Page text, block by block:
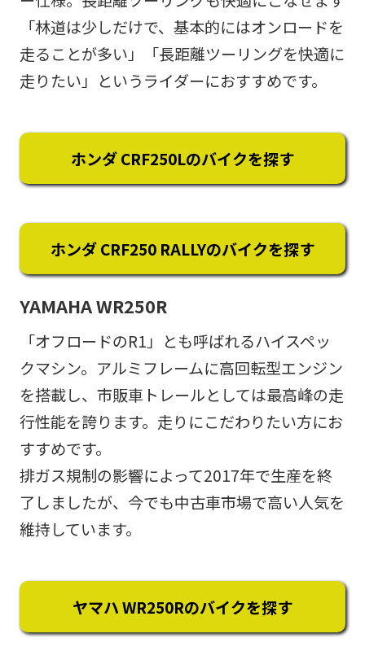
「林道は少しだけで、基本的にはオンロードを
走ることが多い」「長距離ツーリングを快適に
走りたい」というライダーにおすすめです。
ホンダ CRF250Lのバイクを探す
ホンダ CRF250 RALLYのバイクを探す
YAMAHA WR250R
「オフロードのR1」とも呼ばれるハイスペッ
クマシン。アルミフレームに高回転型エンジン
を搭載し、市販車トレールとしては最高峰の走
行性能を誇ります。走りにこだわりたい方にお
すすめです。
排ガス規制の影響によって2017年で生産を終
了しましたが、今でも中古車市場で高い人気を
維持しています。
ヤマハ WR250Rのバイクを探す